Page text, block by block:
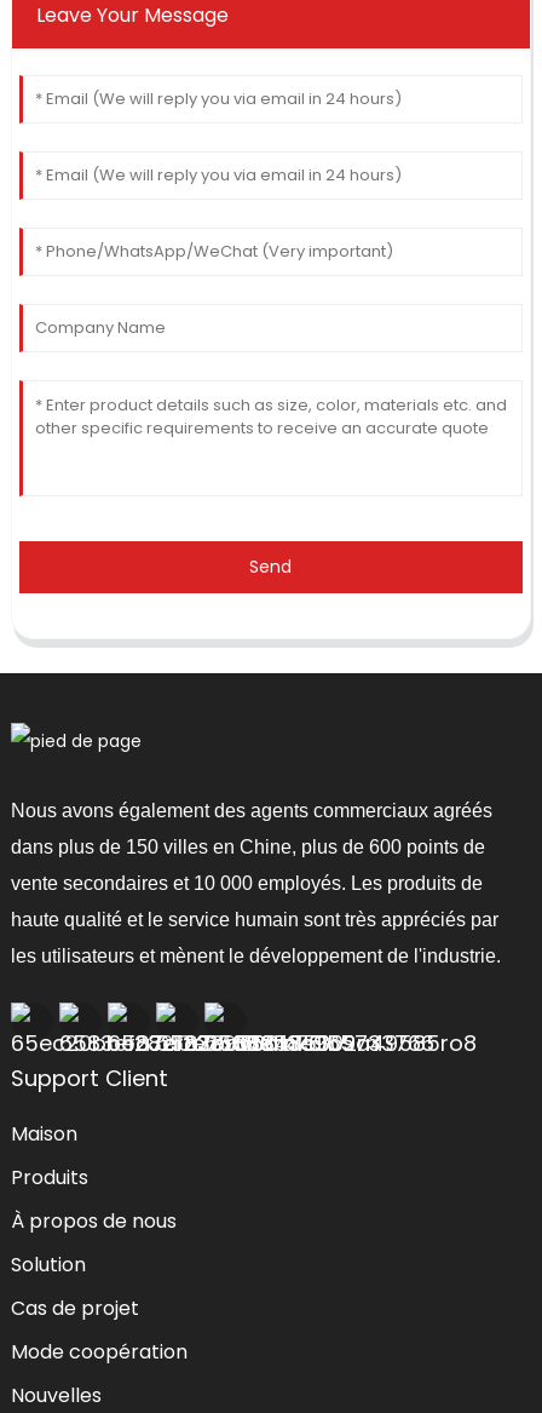
Leave Your Message
Send
Nous avons également des agents commerciaux agréés
dans plus de 150 villes en Chine, plus de 600 points de
vente secondaires et 10 000 employés. Les produits de
haute qualité et le service humain sont très appréciés par
les utilisateurs et mènent le développement de l'industrie.
Support Client
Maison
Produits
À propos de nous
Solution
Cas de projet
Mode coopération
Nouvelles